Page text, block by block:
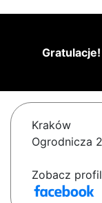
Gratulacje!
Kraków
Ogrodnicza
Zobacz